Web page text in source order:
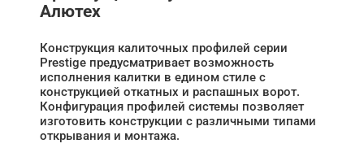
Алютех
Конструкция калиточных профилей серии
Prestige предусматривает возможность
исполнения калитки в едином стиле с
конструкцией откатных и распашных ворот.
Конфигурация профилей системы позволяет
изготовить конструкции с различными типами
открывания и монтажа.